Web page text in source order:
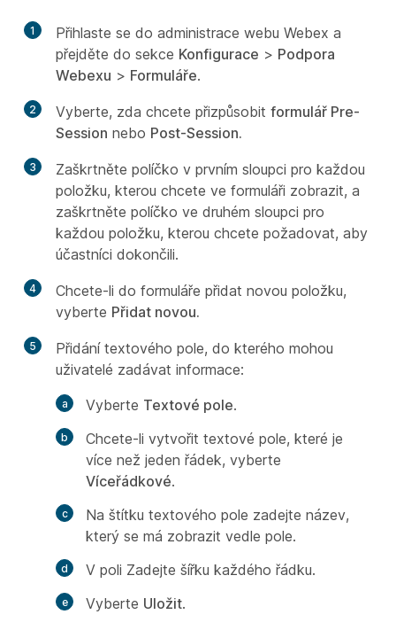
1
Přihlaste se do administrace webu Webex a
přejděte do sekce Konfigurace > Podpora
Webexu > Formuláře.
2 Vyberte, zda chcete přizpůsobit formulář Pre-
Session nebo Post-Session.
3
Zaškrtněte políčko v prvním sloupci pro každou
položku, kterou chcete ve formuláři zobrazit, a
zaškrtněte políčko ve druhém sloupci pro
každou položku, kterou chcete požadovat, aby
účastníci dokončili.
4
Chcete-li do formuláře přidat novou položku,
vyberte Přidat novou.
5
Přidání textového pole, do kterého mohou
uživatelé zadávat informace:
Vyberte Textové pole.
Chcete-li vytvořit textové pole, které je
více než jeden řádek, vyberte
Víceřádkové.
Na štítku textového pole zadejte název,
který se má zobrazit vedle pole.
V poli Zadejte šířku každého řádku.
Vyberte Uložit.